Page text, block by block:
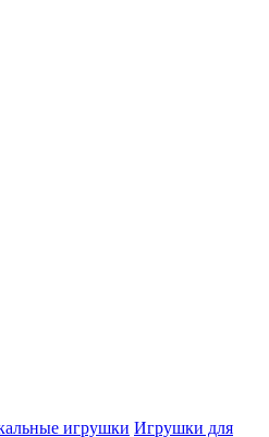
игрушки Игрушки для